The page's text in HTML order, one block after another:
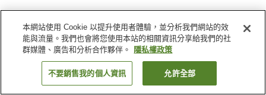
找客房
本網站使用 Cookie 以提升使用者體驗，並分析我們網站的效
能與流量。我們也會將您使用本站的相關資訊分享給我們的社
群媒體、廣告和分析合作夥伴。
隱私權政策
不要銷售我的個人資訊 允許全部